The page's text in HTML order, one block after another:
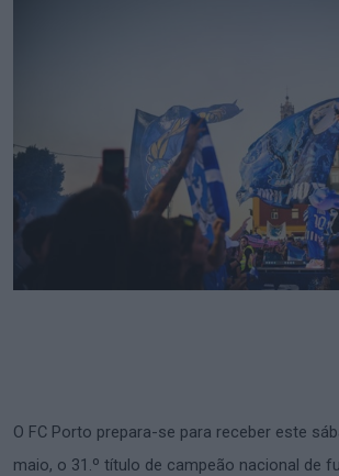
O FC Porto prepara-se para receber este
maio, o 31.º título de campeão nacional de